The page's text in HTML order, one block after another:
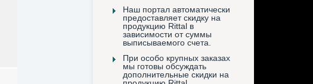
Наш портал автоматически
предоставляет скидку на
продукцию Rittal в
зависимости от суммы
выписываемого счета.
При особо крупных заказах
мы готовы обсуждать
дополнительные скидки на